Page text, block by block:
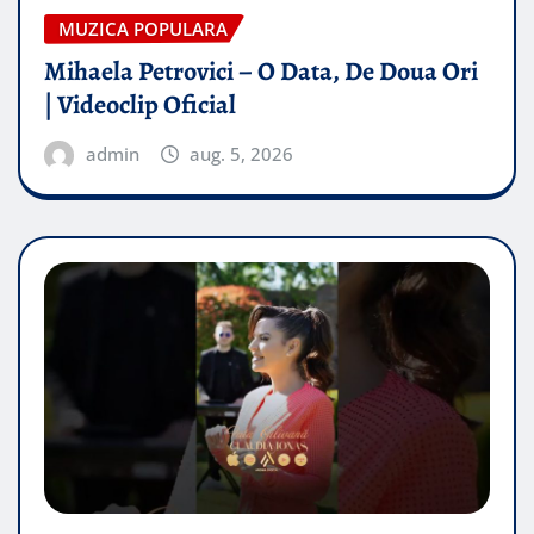
MUZICA POPULARA
Mihaela Petrovici – O Data, De Doua Ori
| Videoclip Oficial
admin aug. 5, 2026